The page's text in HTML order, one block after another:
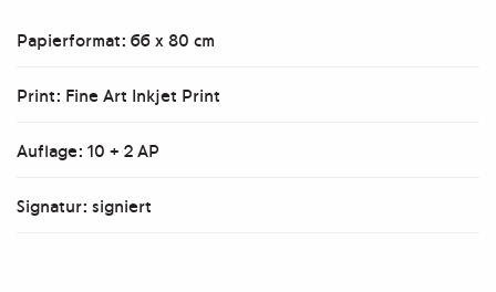
Papierformat: 66 x 80 cm
Print: Fine Art Inkjet Print
Auflage: 10 + 2 AP
Signatur: signiert